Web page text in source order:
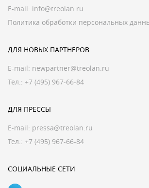
E-mail: info@treolan.ru
Политика обработки персональных
ДЛЯ НОВЫХ ПАРТНЕРОВ
E-mail: newpartner@treolan.ru
Тел.: +7 (495) 967-66-84
ДЛЯ ПРЕССЫ
E-mail: pressa@treolan.ru
Тел.: +7 (495) 967-66-84
СОЦИАЛЬНЫЕ СЕТИ